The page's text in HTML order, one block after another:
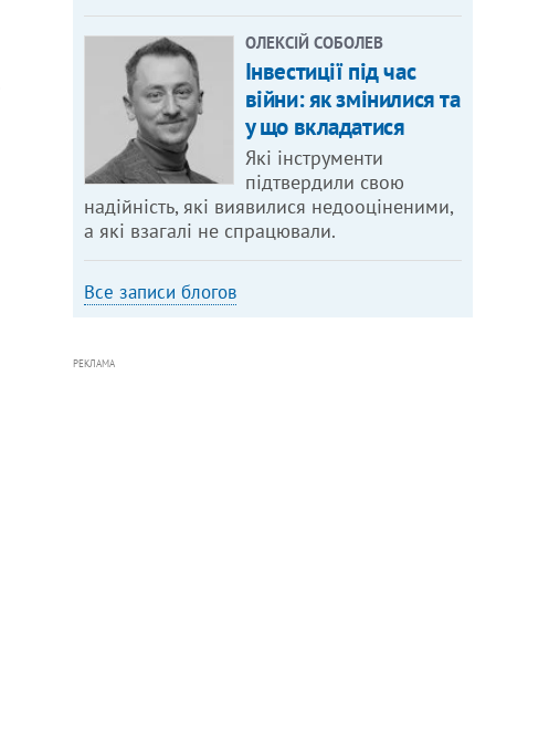
ОЛЕКСІЙ СОБОЛЕВ
Інвестиції під час
війни: як змінилися та
у що вкладатися
Які інструменти
підтвердили свою
надійність, які виявилися недооціненими,
а які взагалі не спрацювали.
Все записи блогов
РЕКЛАМА